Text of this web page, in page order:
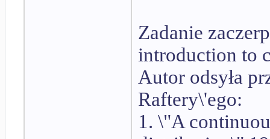
Zadanie
introduction to
Autor odsyła
Raftery\'ego:
1. \"A